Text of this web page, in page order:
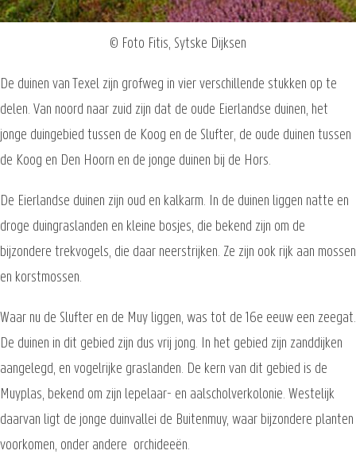
© Foto Fitis, Sytske Dijksen
De duinen van Texel zijn grofweg in vier verschillende stukken op te
delen. Van noord naar zuid zijn dat de oude Eierlandse duinen, het
jonge duingebied tussen de Koog en de Slufter, de oude duinen tussen
de Koog en Den Hoorn en de jonge duinen bij de Hors.
De Eierlandse duinen zijn oud en kalkarm. In de duinen liggen natte en
droge duingraslanden en kleine bosjes, die bekend zijn om de
bijzondere trekvogels, die daar neerstrijken. Ze zijn ook rijk aan mossen
en korstmossen.
Waar nu de Slufter en de Muy liggen, was tot de 16e eeuw een zeegat.
De duinen in dit gebied zijn dus vrij jong. In het gebied zijn zanddijken
aangelegd, en vogelrijke graslanden. De kern van dit gebied is de
Muyplas, bekend om zijn lepelaar- en aalscholverkolonie. Westelijk
daarvan ligt de jonge duinvallei de Buitenmuy, waar bijzondere planten
voorkomen, onder andere orchideeën.